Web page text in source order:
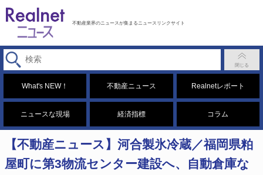
不動産業界のニュースが集まるニュースリンクサイト
What's NEW！ 不動産ニュース Realnetレポート
ニュースな現場 経済指標 コラム
【不動産ニュース】河合製氷冷蔵／福岡県粕
屋町に第3物流センター建設へ、自動倉庫な